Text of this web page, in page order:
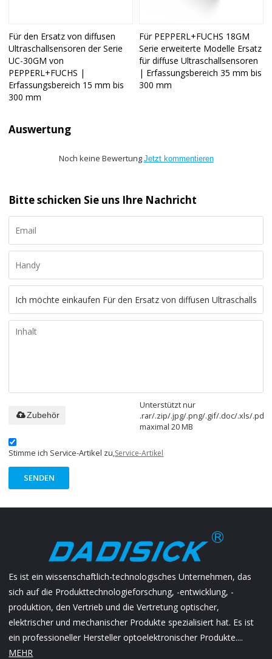
Für den Ersatz von diffusen
Ultraschallsensoren der Serie
UC-30GM von
PEPPERL+FUCHS |
Erfassungsbereich 15 mm bis
300 mm
Für PEPPERL+FUCHS 18GM
Serie erweiterte Modelle Ersatz
für diffuse Ultraschallsensoren
| Erfassungsbereich 35 mm bis
300 mm
Auswertung
Noch keine Bewertung Jetzt kommentieren
Bitte schicken Sie uns Ihre Nachricht
Unterstützt nur
.rar/.zip/.jpg/.png/.gif/.doc/.xls/.pdf,
maximal 20 MB
Zubehör
Stimme ich Service-Artikel zu,Service-Artikel
SENDEN
Es ist ein wissenschaftlich-technologisches Unternehmen, das
sich auf die Produkttechnologieforschung, -entwicklung, -
produktion, den Vertrieb und die Vertretung optischer,
elektrischer und mechanischer Produkte spezialisiert hat. Es ist
ein professioneller Hersteller optoelektronischer Produkte....
MEHR